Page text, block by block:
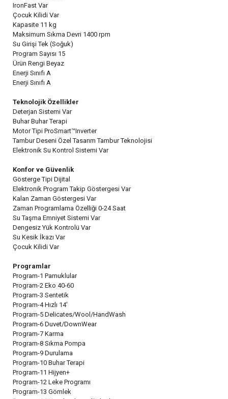
IronFast Var
Çocuk Kilidi Var
Kapasite 11 kg
Maksimum Sıkma Devri 1400 rpm
Su Girişi Tek (Soğuk)
Program Sayısı 15
Ürün Rengi Beyaz
Enerji Sınıfı A
Enerji Sınıfı A
Teknolojik Özellikler
Deterjan Sistemi Var
Buhar Buhar Terapi
Motor Tipi ProSmart™Inverter
Tambur Deseni Özel Tasarım Tambur Teknolojisi
Elektronik Su Kontrol Sistemi Var
Konfor ve Güvenlik
Gösterge Tipi Dijital
Elektronik Program Takip Göstergesi Var
Kalan Zaman Göstergesi Var
Zaman Programlama Özelliği 0-24 Saat
Su Taşma Emniyet Sistemi Var
Dengesiz Yük Kontrolü Var
Su Kesik İkazı Var
Çocuk Kilidi Var
Programlar
Program-1 Pamuklular
Program-2 Eko 40-60
Program-3 Sentetik
Program-4 Hızlı 14'
Program-5 Delicates/Wool/HandWash
Program-6 Duvet/DownWear
Program-7 Karma
Program-8 Sıkma Pompa
Program-9 Durulama
Program-10 Buhar Terapi
Program-11 Hijyen+
Program-12 Leke Programı
Program-13 Gömlek